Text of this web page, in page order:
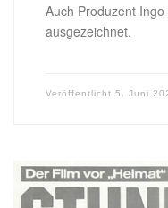
Auch Produzent
ausgezeichnet.
Veröffentlicht 5. Juni